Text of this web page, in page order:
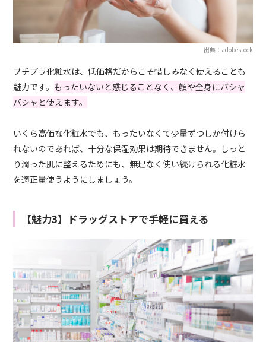
出典：adobestock
プチプラ化粧水は、低価格だからこそ惜しみなく使えることも
魅力です。 もったいないと感じることなく、顔や全身にバシャ
バシャと使えます。
いくら高価な化粧水でも、もったいなくて少量ずつしか付けら
れないのであれば、十分な保湿効果は期待できません。しっと
り潤った肌に整えるためにも、無理なく使い続けられる化粧水
を適正量使うようにしましょう。
【魅力3】ドラッグストアで手軽に買える